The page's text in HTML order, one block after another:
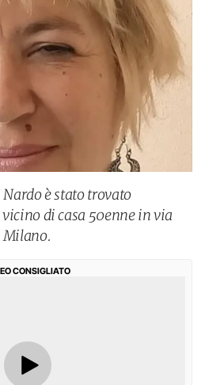
è stato trovato
di casa 50enne in via
Milano.
CONSIGLIATO